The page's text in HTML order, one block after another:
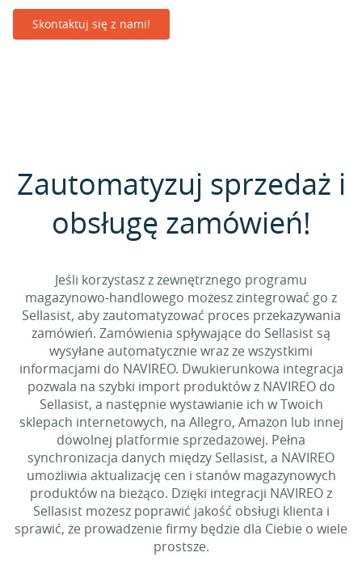
Skontaktuj się z nami!
Zautomatyzuj sprzedaż i
obsługę zamówień!
Jeśli korzystasz z zewnętrznego programu
magazynowo-handlowego możesz zintegrować go z
Sellasist, aby zautomatyzować proces przekazywania
zamówień. Zamówienia spływające do Sellasist są
wysyłane automatycznie wraz ze wszystkimi
informacjami do NAVIREO. Dwukierunkowa integracja
pozwala na szybki import produktów z NAVIREO do
Sellasist, a następnie wystawianie ich w Twoich
sklepach internetowych, na Allegro, Amazon lub innej
dowolnej platformie sprzedażowej. Pełna
synchronizacja danych między Sellasist, a NAVIREO
umożliwia aktualizację cen i stanów magazynowych
produktów na bieżąco. Dzięki integracji NAVIREO z
Sellasist możesz poprawić jakość obsługi klienta i
sprawić, że prowadzenie firmy będzie dla Ciebie o wiele
prostsze.